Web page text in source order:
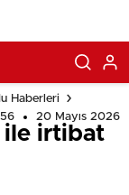
Haberleri
56
20 Mayıs 2026
ile irtibat